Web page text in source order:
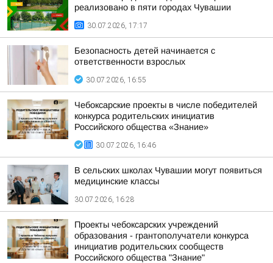
реализовано в пяти городах Чувашии
30.07.2026, 17:17
Безопасность детей начинается с
ответственности взрослых
30.07.2026, 16:55
Чебоксарские проекты в числе победителей
конкурса родительских инициатив
Российского общества «Знание»
30.07.2026, 16:46
В сельских школах Чувашии могут появиться
медицинские классы
30.07.2026, 16:28
Проекты чебоксарских учреждений
образования - грантополучатели конкурса
инициатив родительских сообществ
Российского общества "Знание"